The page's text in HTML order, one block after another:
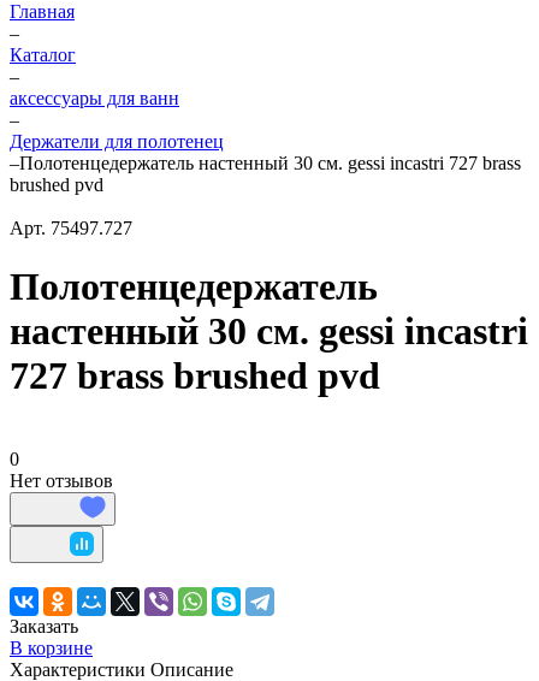
Главная
–
Каталог
–
аксессуары для ванн
–
Держатели для полотенец
–Полотенцедержатель настенный 30 см. gessi incastri 727 brass
brushed pvd
Арт. 75497.727
Полотенцедержатель
настенный 30 см. gessi incastri
727 brass brushed pvd
0
Нет отзывов
Заказать
В корзине
Характеристики Описание